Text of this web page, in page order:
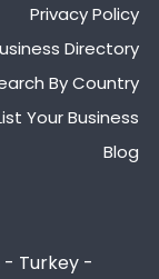
Privacy Policy
Directory
By Country
Your Business
Blog
- Turkey -